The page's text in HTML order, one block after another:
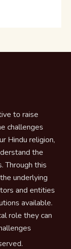
to raise
challenges
Hindu religion,
the
Through this
underlying
and entities
available.
role they can